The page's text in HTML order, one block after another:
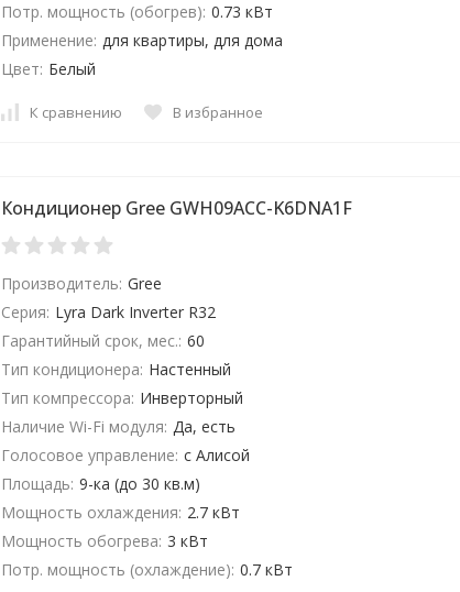
Потр. мощность (обогрев): 0.73 кВт
Применение: для квартиры, для дома
Цвет: Белый
К сравнению В избранное
Кондиционер Gree GWH09ACC-K6DNA1F
Производитель: Gree
Серия: Lyra Dark Inverter R32
Гарантийный срок, мес.: 60
Тип кондиционера: Настенный
Тип компрессора: Инверторный
Наличие Wi-Fi модуля: Да, есть
Голосовое управление: с Алисой
Площадь: 9-ка (до 30 кв.м)
Мощность охлаждения: 2.7 кВт
Мощность обогрева: 3 кВт
Потр. мощность (охлаждение): 0.7 кВт